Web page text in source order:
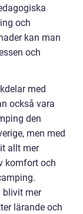
och
kan man
och
med
också vara
den
men med
allt mer
komfort och
blivit mer
lärande och